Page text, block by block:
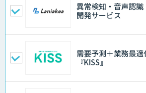
異常検知・音声認
開発サービス
需要予測＋業務最適
『KISS』